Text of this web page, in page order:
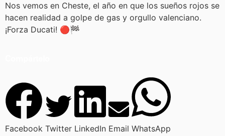
Nos vemos en Cheste, el año en que los sueños rojos se
hacen realidad a golpe de gas y orgullo valenciano.
¡Forza Ducati! 🔴🏁
Facebook Twitter LinkedIn Email WhatsApp